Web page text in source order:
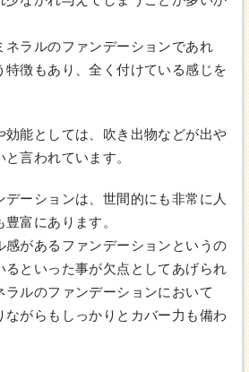
ネラルのファンデーションであれ
特徴もあり、全く付けている感じを
効能としては、吹き出物などが出や
言われています。
ーションは、世間的にも非常に人
富にあります。
感があるファンデーションというの
るといった事が欠点としてあげられ
ラルのファンデーションにおいて
ながらもしっかりとカバー力も備わ